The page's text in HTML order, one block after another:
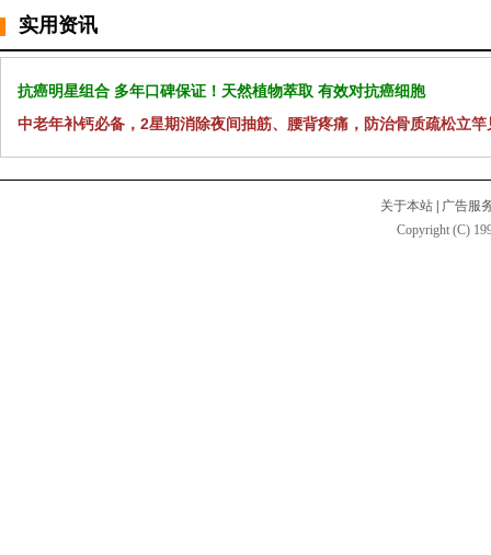
实用资讯
抗癌明星组合 多年口碑保证！天然植物萃取 有效对抗癌细胞
中老年补钙必备，2星期消除夜间抽筋、腰背疼痛，防治骨质疏松立竿
关于本站
广告服
Copyright (C)